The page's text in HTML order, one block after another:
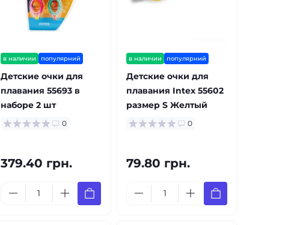
в наличии популярний
Детские очки для
плавания 55693 в
наборе 2 шт
0
379.40 грн.
в наличии популярний
Детские очки для
плавания Intex 55602
размер S Желтый
0
79.80 грн.